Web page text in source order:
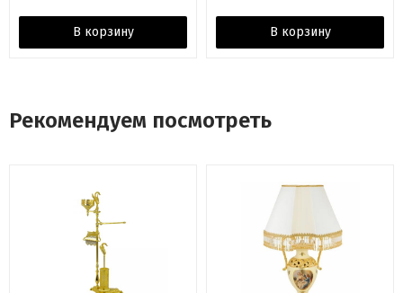
В корзину В корзину
Рекомендуем посмотреть